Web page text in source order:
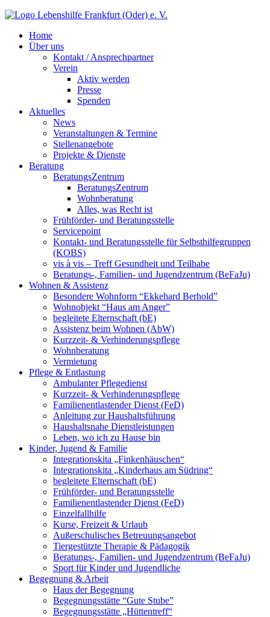
Home
Über uns
Kontakt / Ansprechpartner
Verein
Aktiv werden
Presse
Spenden
Aktuelles
News
Veranstaltungen & Termine
Stellenangebote
Projekte & Dienste
Beratung
BeratungsZentrum
BeratungsZentrum
Wohnberatung
Alles, was Recht ist
Frühförder- und Beratungsstelle
Servicepoint
Kontakt- und Beratungsstelle für Selbsthilfegruppen
(KOBS)
vis à vis – Treff Gesundheit und Teilhabe
Beratungs-, Familien- und Jugendzentrum (BeFaJu)
Wohnen & Assistenz
Besondere Wohnform “Ekkehard Berhold”
Wohnobjekt “Haus am Anger”
begleitete Elternschaft (bE)
Assistenz beim Wohnen (AbW)
Kurzzeit- & Verhinderungspflege
Wohnberatung
Vermietung
Pflege & Entlastung
Ambulanter Pflegedienst
Kurzzeit- & Verhinderungspflege
Familienentlastender Dienst (FeD)
Anleitung zur Haushaltsführung
Haushaltsnahe Dienstleistungen
Leben, wo ich zu Hause bin
Kinder, Jugend & Familie
Integrationskita „Finkenhäuschen“
Integrationskita „Kinderhaus am Südring“
begleitete Elternschaft (bE)
Frühförder- und Beratungsstelle
Familienentlastender Dienst (FeD)
Einzelfallhilfe
Kurse, Freizeit & Urlaub
Außerschulisches Betreuungsangebot
Tiergestützte Therapie & Pädagogik
Beratungs-, Familien- und Jugendzentrum (BeFaJu)
Sport für Kinder und Jugendliche
Begegnung & Arbeit
Haus der Begegnung
Begegnungsstätte “Gute Stube”
Begegnungsstätte „Hüttentreff“